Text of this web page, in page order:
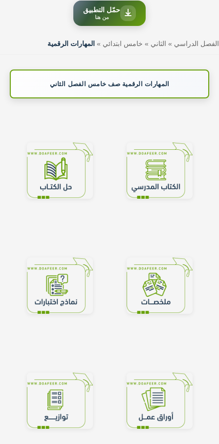
حمّل التطبيق
من هنا
الفصل الدراسي » الثاني » خامس ابتدائي » المهارات الرقمية
المهارات الرقمية صف خامس الفصل الثاني